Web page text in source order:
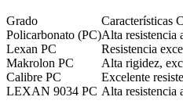
Grado Características
Policarbonato (PC)Alta resistencia
Lexan PC
Resistencia
Makrolon PC
Alta rigidez,
Calibre PC
Excelente
LEXAN 9034 PC Alta resistencia